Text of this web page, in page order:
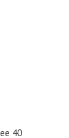
40